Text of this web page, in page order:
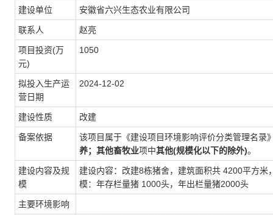
建设单位 安徽省六兴生态农业有限公司
联系人 赵亮
项目投资(万
元)
1050
拟投入生产运
营日期
2024-12-02
建设性质 改建
备案依据
该项目属于《建设项目环境影响评价分类管理名录
养；其他畜牧业项中其他(规模化以下的除外)。
建设内容及规
模
建设内容：改建8栋猪舍，建筑面积共 4200平方
模：年存栏量猪 1000头，年出栏量猪2000头
主要环境影响